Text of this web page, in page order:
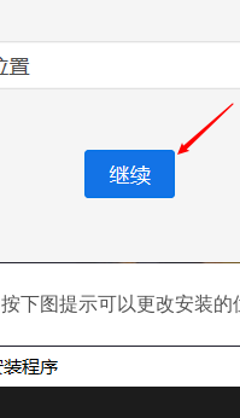
下图提示可以更改安装的